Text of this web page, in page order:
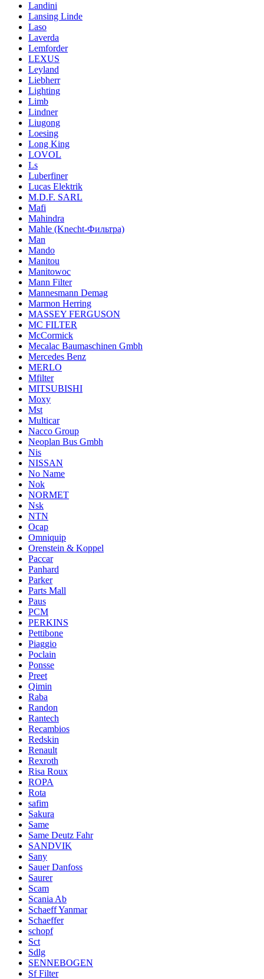
Landini
Lansing Linde
Laso
Laverda
Lemforder
LEXUS
Leyland
Liebherr
Lighting
Limb
Lindner
Liugong
Loesing
Long King
LOVOL
Ls
Luberfiner
Lucas Elektrik
M.D.F. SARL
Mafi
Mahindra
Mahle (Knecht-Фильтра)
Man
Mando
Manitou
Manitowoc
Mann Filter
Mannesmann Demag
Marmon Herring
MASSEY FERGUSON
MC FILTER
McCormick
Mecalac Baumaschinen Gmbh
Mercedes Benz
MERLO
Mfilter
MITSUBISHI
Moxy
Mst
Multicar
Nacco Group
Neoplan Bus Gmbh
Nis
NISSAN
No Name
Nok
NORMET
Nsk
NTN
Ocap
Omniquip
Orenstein & Koppel
Paccar
Panhard
Parker
Parts Mall
Paus
PCM
PERKINS
Pettibone
Piaggio
Poclain
Ponsse
Preet
Qimin
Raba
Randon
Rantech
Recambios
Redskin
Renault
Rexroth
Risa Roux
ROPA
Rota
safim
Sakura
Same
Same Deutz Fahr
SANDVIK
Sany
Sauer Danfoss
Saurer
Scam
Scania Ab
Schaeff Yanmar
Schaeffer
schopf
Sct
Sdlg
SENNEBOGEN
Sf Filter